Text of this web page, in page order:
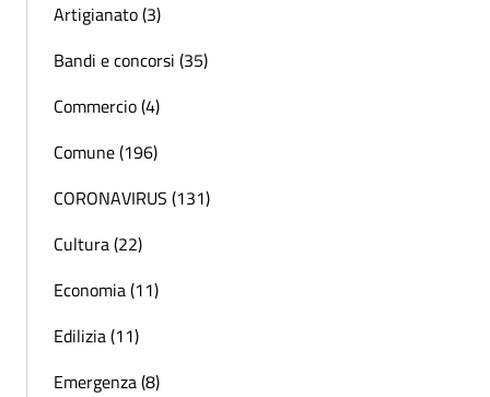
Artigianato (3)
Bandi e concorsi (35)
Commercio (4)
Comune (196)
CORONAVIRUS (131)
Cultura (22)
Economia (11)
Edilizia (11)
Emergenza (8)